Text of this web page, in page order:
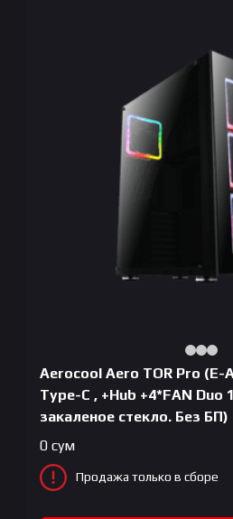
Aerocool Aero TOR Pro (E-
Type-C , +Hub +4*FAN Duo
закаленое стекло. Без БП)
0 сум
Продажа только в сборе